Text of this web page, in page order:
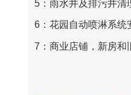
5‍： 雨水井及排污井清
6‍： 花园自动喷淋系统
7‍： 商业店铺，新房和